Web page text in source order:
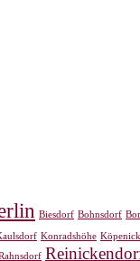
Biesdorf Bohnsdorf
Konradshöhe Köpenick